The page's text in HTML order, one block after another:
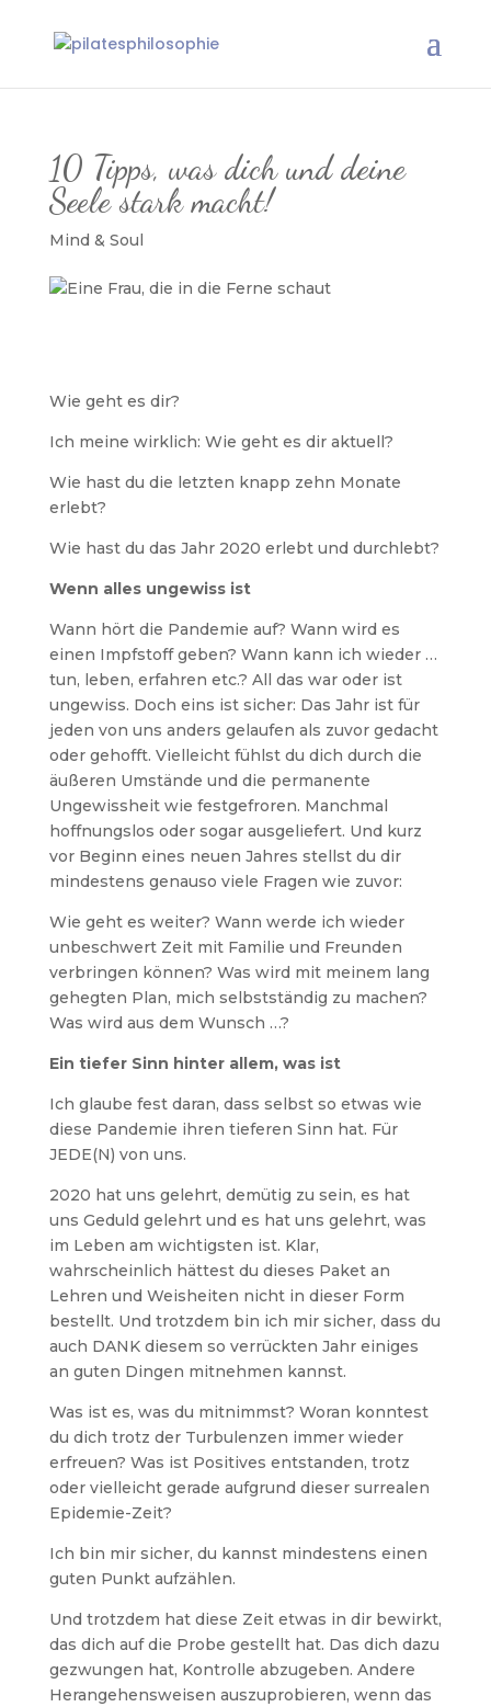
10 Tipps, was dich und deine
Seele stark macht!
Mind & Soul
Wie geht es dir?
Ich meine wirklich: Wie geht es dir aktuell?
Wie hast du die letzten knapp zehn Monate
erlebt?
Wie hast du das Jahr 2020 erlebt und durchlebt?
Wenn alles ungewiss ist
Wann hört die Pandemie auf? Wann wird es
einen Impfstoff geben? Wann kann ich wieder …
tun, leben, erfahren etc.? All das war oder ist
ungewiss. Doch eins ist sicher: Das Jahr ist für
jeden von uns anders gelaufen als zuvor gedacht
oder gehofft. Vielleicht fühlst du dich durch die
äußeren Umstände und die permanente
Ungewissheit wie festgefroren. Manchmal
hoffnungslos oder sogar ausgeliefert. Und kurz
vor Beginn eines neuen Jahres stellst du dir
mindestens genauso viele Fragen wie zuvor:
Wie geht es weiter? Wann werde ich wieder
unbeschwert Zeit mit Familie und Freunden
verbringen können? Was wird mit meinem lang
gehegten Plan, mich selbstständig zu machen?
Was wird aus dem Wunsch …?
Ein tiefer Sinn hinter allem, was ist
Ich glaube fest daran, dass selbst so etwas wie
diese Pandemie ihren tieferen Sinn hat. Für
JEDE(N) von uns.
2020 hat uns gelehrt, demütig zu sein, es hat
uns Geduld gelehrt und es hat uns gelehrt, was
im Leben am wichtigsten ist. Klar,
wahrscheinlich hättest du dieses Paket an
Lehren und Weisheiten nicht in dieser Form
bestellt. Und trotzdem bin ich mir sicher, dass du
auch DANK diesem so verrückten Jahr einiges
an guten Dingen mitnehmen kannst.
Was ist es, was du mitnimmst? Woran konntest
du dich trotz der Turbulenzen immer wieder
erfreuen? Was ist Positives entstanden, trotz
oder vielleicht gerade aufgrund dieser surrealen
Epidemie-Zeit?
Ich bin mir sicher, du kannst mindestens einen
guten Punkt aufzählen.
Und trotzdem hat diese Zeit etwas in dir bewirkt,
das dich auf die Probe gestellt hat. Das dich dazu
gezwungen hat, Kontrolle abzugeben. Andere
Herangehensweisen auszuprobieren, wenn das